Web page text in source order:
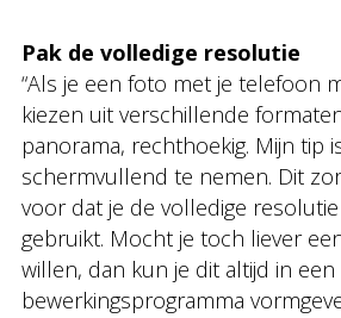
Pak de volledige resolutie
“Als je een foto met je telefoon
kiezen uit verschillende
panorama, rechthoekig. Mijn tip
schermvullend te nemen. Dit
voor dat je de volledige
gebruikt. Mocht je toch liever
willen, dan kun je dit altijd in een
bewerkingsprogramma